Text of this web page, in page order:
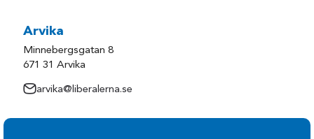
Arvika
Minnebergsgatan 8
671 31 Arvika
arvika@liberalerna.se